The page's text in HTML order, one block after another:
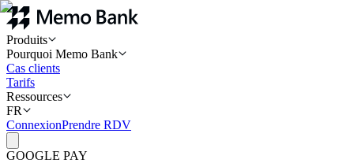
Produits
Pourquoi Memo Bank
Cas clients
Tarifs
Ressources
FR
ConnexionPrendre RDV
GOOGLE PAY